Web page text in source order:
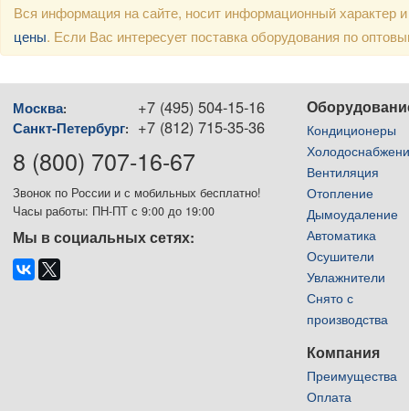
Вся информация на сайте, носит информационный
цены. Если Вас интересует поставка оборудования по
Москва: +7 (495) 504-15-16
Санкт-Петербург: +7 (812) 715-35-36
8 (800) 707-16-67
Звонок по России и с мобильных бесплатно!
Часы работы: ПН-ПТ с 9:00 до 19:00
Мы в социальных сетях:
Кондиционеры
Вентиляция
Отопление
Дымоудаление
Автоматика
Осушители
Увлажнители
Снято с
производства
Компания
Преимущества
Оплата